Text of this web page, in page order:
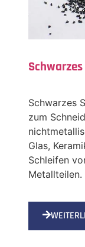
Schwarzes
zum
Glas,
Schleifen
Metallteilen.